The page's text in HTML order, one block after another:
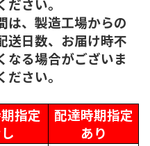
さい。
、製造工場からの
送日数、お届け時不
なる場合がございま
さい。
指定
配達時期指定
あり